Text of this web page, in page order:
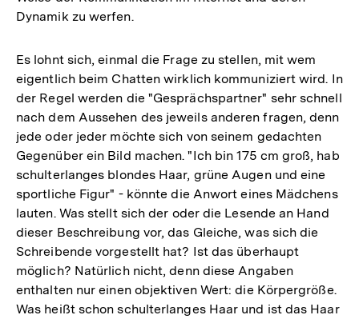
Dynamik zu werfen.
Es lohnt sich, einmal die Frage zu stellen, mit wem
eigentlich beim Chatten wirklich kommuniziert wird. In
der Regel werden die "Gesprächspartner" sehr schnell
nach dem Aussehen des jeweils anderen fragen, denn
jede oder jeder möchte sich von seinem gedachten
Gegenüber ein Bild machen. "Ich bin 175 cm groß, hab
schulterlanges blondes Haar, grüne Augen und eine
sportliche Figur" - könnte die Anwort eines Mädchens
lauten. Was stellt sich der oder die Lesende an Hand
dieser Beschreibung vor, das Gleiche, was sich die
Schreibende vorgestellt hat? Ist das überhaupt
möglich? Natürlich nicht, denn diese Angaben
enthalten nur einen objektiven Wert: die Körpergröße.
Was heißt schon schulterlanges Haar und ist das Haar